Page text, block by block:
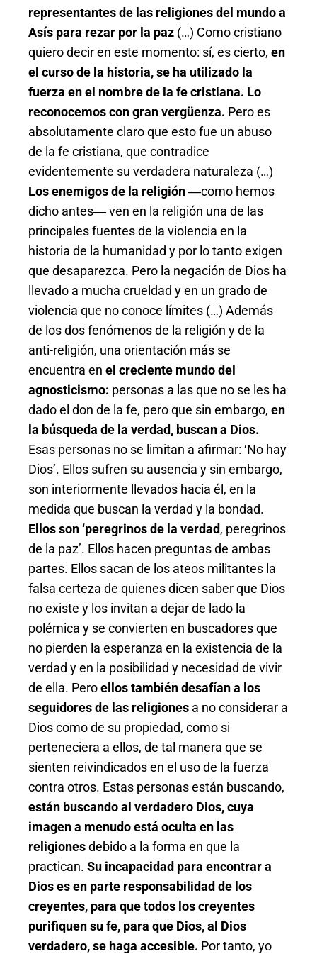
representantes de las religiones del mundo a
Asís para rezar por la paz (…) Como cristiano
quiero decir en este momento: sí, es cierto,en
el curso de la historia, se ha utilizado la
fuerza en el nombre de la fe cristiana. Lo
reconocemos con gran vergüenza. Pero es
absolutamente claro que esto fue un abuso
de la fe cristiana, que contradice
evidentemente su verdadera naturaleza (…)
Los enemigos de la religión―como hemos
dicho antes― ven en la religión una de las
principales fuentes de la violencia en la
historia de la humanidad y por lo tanto exigen
que desaparezca. Pero la negación de Dios ha
llevado a mucha crueldad y en un grado de
violencia que no conoce límites (…) Además
de los dos fenómenos de la religión y de la
anti-religión, una orientación más se
encuentra enel creciente mundo del
agnosticismo: personas a las que no se les ha
dado el don de la fe, pero que sin embargo,en
la búsqueda de la verdad, buscan a Dios.
Esas personas no se limitan a afirmar: ‘No hay
Dios’. Ellos sufren su ausencia y sin embargo,
son interiormente llevados hacia él, en la
medida que buscan la verdad y la bondad.
Ellos son ‘peregrinos de la verdad, peregrinos
de la paz’. Ellos hacen preguntas de ambas
partes. Ellos sacan de los ateos militantes la
falsa certeza de quienes dicen saber que Dios
no existe y los invitan a dejar de lado la
polémica y se convierten en buscadores que
no pierden la esperanza en la existencia de la
verdad y en la posibilidad y necesidad de vivir
de ella. Peroellos también desafían a los
seguidores de las religiones a no considerar a
Dios como de su propiedad, como si
perteneciera a ellos, de tal manera que se
sienten reivindicados en el uso de la fuerza
contra otros. Estas personas están buscando,
están buscando al verdadero Dios, cuya
imagen a menudo está oculta en las
religionesdebido a la forma en que la
practican.Su incapacidad para encontrar a
Dios es en parte responsabilidad de los
creyentes, para que todos los creyentes
purifiquen su fe, para que Dios, al Dios
verdadero, se haga accesible. Por tanto, yo